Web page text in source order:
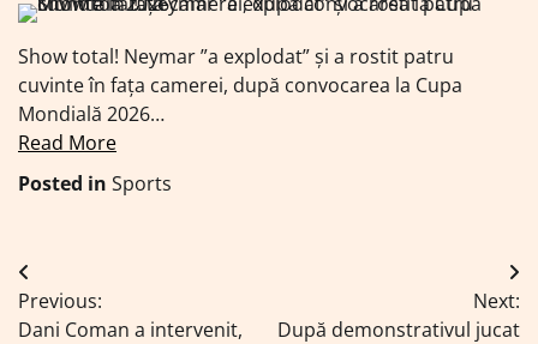
Show total! Neymar ”a explodat” și a rostit patru
cuvinte în fața camerei, după convocarea la Cupa
Mondială 2026…
Read More
Posted in Sports
Navigare
în
Previous:
Dani Coman a intervenit,
Next:
După demonstrativul jucat